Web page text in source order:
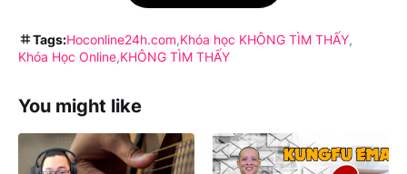
Tags:Hoconline24h.com Khóa học KHÔNG TÌM THẤY
Khóa Học Online KHÔNG TÌM THẤY
You might like